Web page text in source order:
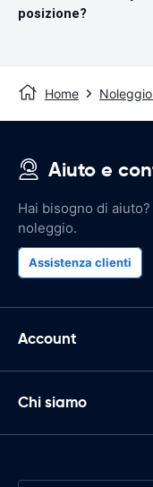
posizione?
Home
Aiuto e
Hai bisogno di
noleggio.
Assistenza clienti
Account
Chi siamo